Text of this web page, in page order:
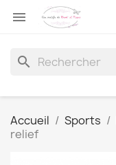

search
Accueil Sports
relief